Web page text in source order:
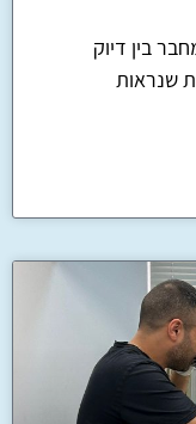
בין דיוק
שנראות